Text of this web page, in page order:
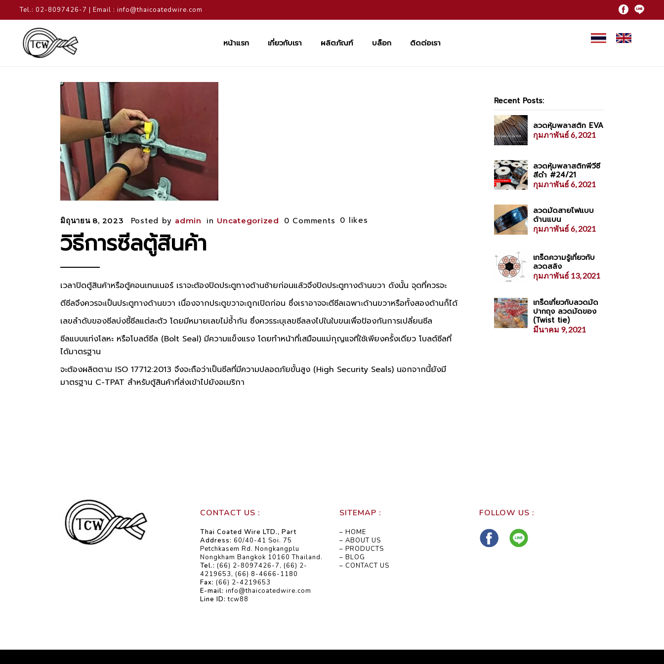
Tel.: 02-8097426-7 | Email : info@thaicoatedwire.com
หน้าแรก เกี่ยวกับเรา ผลิตภัณฑ์ บล็อก ติดต่อเรา
มิถุนายน 8, 2023 Posted by admin in Uncategorized 0 Comments 0 likes
วิธีการซีลตู้สินค้า
เวลาปิดตู้สินค้าหรือตู้คอนเทนเนอร์ เราจะต้องปิดประตูทางด้านซ้ายก่อนแล้วจึงปิดประตูทางด้านขวา ดังนั้น จุดที่ควรจะ
ตีซีลจึงควรจะเป็นประตูทางด้านขวา เนื่องจากประตูขวาจะถูกเปิดก่อน ซึ่งเราอาจจะตีซีลเฉพาะด้านขวาหรือทั้งสองด้านก็ได้
เลขลำดับของซีลบ่งชี้ซีลแต่ละตัว โดยมีหมายเลขไม่ซ้ำกัน ซึ่งควรระบุเลขซีลลงไปในใบขนเพื่อป้องกันการเปลี่ยนซีล
ซีลแบบแท่งโลหะ หรือโบลต์ซีล (Bolt Seal) มีความแข็งแรง โดยทำหน้าที่เสมือนแม่กุญแจที่ใช้เพียงครั้งเดียว โบลต์ซีลที่
ได้มาตรฐาน
จะต้องผลิตตาม ISO 17712:2013 จึงจะถือว่าเป็นซีลที่มีความปลอดภัยขั้นสูง (High Security Seals) นอกจากนี้ยังมี
มาตรฐาน C-TPAT สำหรับตู้สินค้าที่ส่งเข้าไปยังอเมริกา
Recent Posts:
ลวดหุ้มพลาสติก EVA
กุมภาพันธ์ 6, 2021
ลวดหุ้มพลาสติกพีวีซี
สีดำ #24/21
กุมภาพันธ์ 6, 2021
ลวดมัดสายไฟแบบ
ด้านแบน
กุมภาพันธ์ 6, 2021
เกร็ดความรู้เกี่ยวกับ
ลวดสลิง
กุมภาพันธ์ 13, 2021
เกร็ดเกี่ยวกับลวดมัด
ปากถุง ลวดมัดของ
(Twist tie)
มีนาคม 9, 2021
CONTACT US :
Thai Coated Wire LTD., Part
Address: 60/40-41 Soi. 75
Petchkasem Rd. Nongkangplu
Nongkham Bangkok 10160 Thailand.
Tel.: (66) 2-8097426-7, (66) 2-
4219653, (66) 8-4666-1180
Fax: (66) 2-4219653
E-mail: info@thaicoatedwire.com
Line ID: tcw88
SITEMAP :
– HOME
– ABOUT US
– PRODUCTS
– BLOG
– CONTACT US
FOLLOW US :